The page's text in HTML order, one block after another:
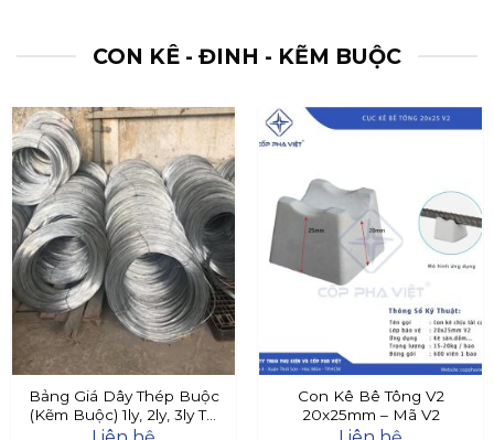
CON KÊ - ĐINH - KẼM BUỘC
Bảng Giá Dây Thép Buộc
(Kẽm Buộc) 1ly, 2ly, 3ly Tại
Đây
Con Kê Bê Tông V2
20x25mm – Mã V2